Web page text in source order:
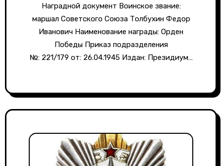
Наградной документ Воинское звание:
маршал Советского Союза Толбухин Федор
Иванович Наименование награды: Орден
Победы Приказ подразделения
№: 221/179 от: 26.04.1945 Издан: Президиум…